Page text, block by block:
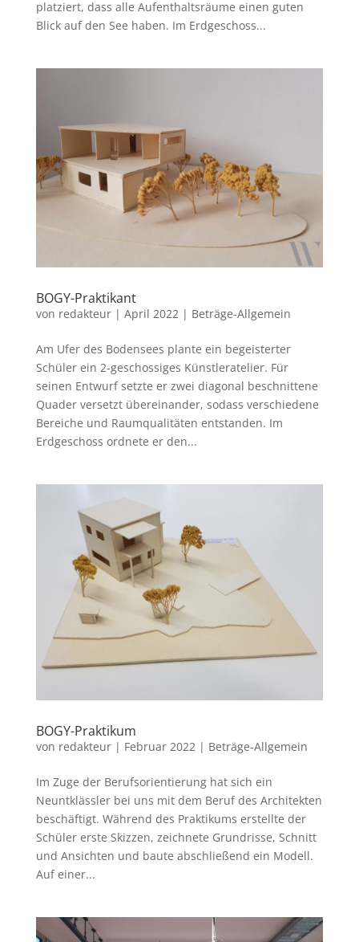
platziert, dass alle Aufenthaltsräume einen guten
Blick auf den See haben. Im Erdgeschoss...
BOGY-Praktikant
von redakteur| April 2022 | Beträge-Allgemein
Am Ufer des Bodensees plante ein begeisterter
Schüler ein 2-geschossiges Künstleratelier. Für
seinen Entwurf setzte er zwei diagonal beschnittene
Quader versetzt übereinander, sodass verschiedene
Bereiche und Raumqualitäten entstanden. Im
Erdgeschoss ordnete er den...
BOGY-Praktikum
von redakteur| Februar 2022 | Beträge-Allgemein
Im Zuge der Berufsorientierung hat sich ein
Neuntklässler bei uns mit dem Beruf des Architekten
beschäftigt. Während des Praktikums erstellte der
Schüler erste Skizzen, zeichnete Grundrisse, Schnitt
und Ansichten und baute abschließend ein Modell.
Auf einer...